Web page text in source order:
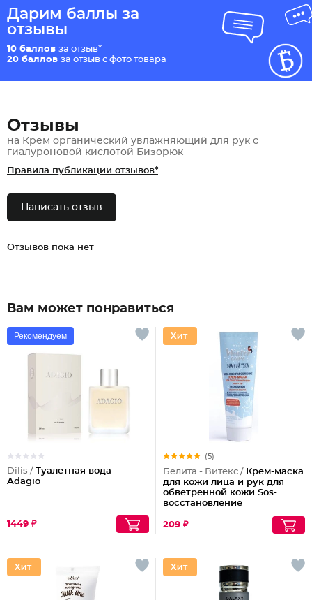
Дарим баллы за
отзывы
10 баллов за отзыв*
20 баллов за отзыв с фото товара
Отзывы
на Крем органический увлажняющий для рук с
гиалуроновой кислотой Бизорюк
Правила публикации отзывов*
Написать отзыв
Отзывов пока нет
Вам может понравиться
Рекомендуем
Dilis / Туалетная вода
Adagio
1449 ₽
(5)
Белита - Витекс / Крем-маска
для кожи лица и рук для
обветренной кожи Sos-
восстановление
209 ₽